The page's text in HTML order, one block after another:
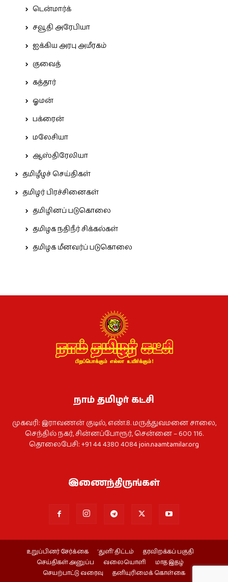
டென்மார்க்
சவூதி அரேபியா
ஐக்கிய அரபு அமீரகம்
குவைத்
கத்தார்
ஓமன்
பக்ரைன்
மலேசியா
ஆஸ்திரேலியா
தமிழீழச் செய்திகள்
தமிழர் பிரச்சினைகள்
தமிழினப் படுகொலை
தமிழக நதிநீர் சிக்கல்கள்
தமிழக மீனவர்ப் படுகொலை
நாம் தமிழர் கட்சி
முகவரி: இராவணன் குடில், எண்.8. மருத்துவமனை சாலை,
செந்தில் நகர், சின்னப்போரூர், சென்னை – 600 116.
தொலைபேசி: +91 44 4380 4084join.naamtamilar.org
இணைந்திருங்கள்
உறுப்பினர் சேர்க்கை ‘துளி’ திட்டம்
தரவிறக்கப் பகுதி
செய்திகள் அனுப்ப
வலையொளி
மாத இதழ்
செயற்பாட்டு வரைவு
தனியுரிமைக் கொள்கை